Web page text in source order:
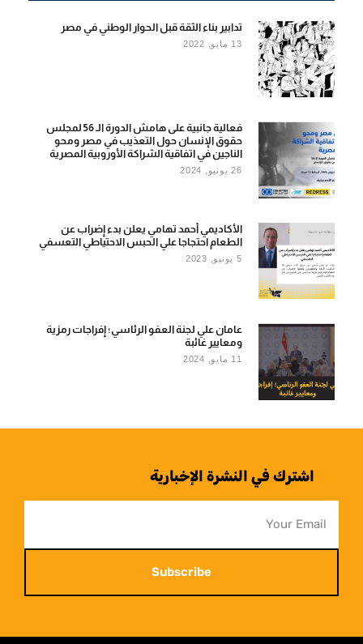
تدابير بناء الثقة قبل الحوار الوطني في مصر
13 مايو, 2022
فعالية جانبية على هامش الدورة الـ 56 لمجلس
حقوق الإنسان حول التعذيب في مصر ومحو
الناجين في اتفاقية الشراكة الأوروبية المصرية
26 يونيو, 2024
الأكاديمي أحمد تهامي يعلن بدء إضراب عن
الطعام احتجاجا علي الحبس الاحتياطي التعسفي
5 يونيو, 2023
عامان علي لجنة العفو الرئاسي؛ إفراجات رمزية
ومعايير غائبة
11 مايو, 2024
اشترك في النشرة الإخبارية
Subscribe